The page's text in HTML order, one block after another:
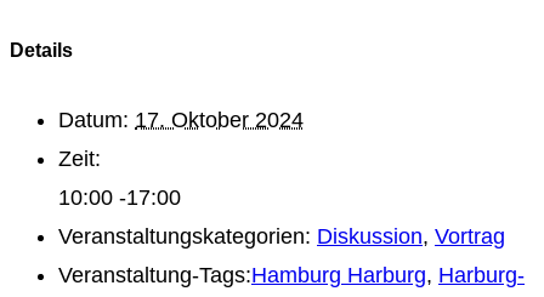
Details
Datum: 17. Oktober 2024
Zeit:
10:00 -17:00
Veranstaltungskategorien: Diskussion, Vortrag
Veranstaltung-Tags:Hamburg Harburg, Harburg-